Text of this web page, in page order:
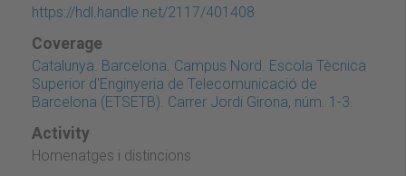
https://hdl.handle.net/2117/401408
Coverage
Catalunya. Barcelona. Campus Nord. Escola Tècnica
Superior d'Enginyeria de Telecomunicació de
Barcelona (ETSETB). Carrer Jordi Girona, núm. 1-3.
Activity
Homenatges i distincions